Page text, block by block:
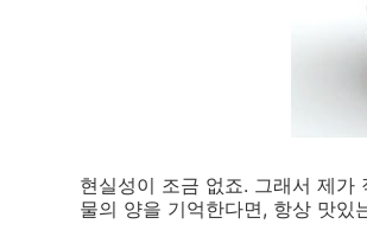
현실성이 조금 없죠. 그래서 제가
물의 양을 기억한다면, 항상 맛있